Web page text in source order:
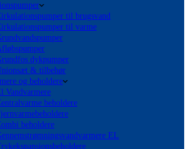
til brugsvand
til varme
dykpumper
& tilbehør
og beholdere
Vandvarmere
beholdere
beholdere
EL